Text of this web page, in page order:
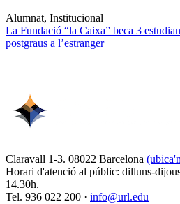
Alumnat, Institucional
La Fundació “la Caixa” beca 3
postgraus a l’estranger
Claravall 1-3. 08022 Barcelona
Horari d'atenció al públic: dilluns-
14.30h.
Tel. 936 022 200 · info@url.edu